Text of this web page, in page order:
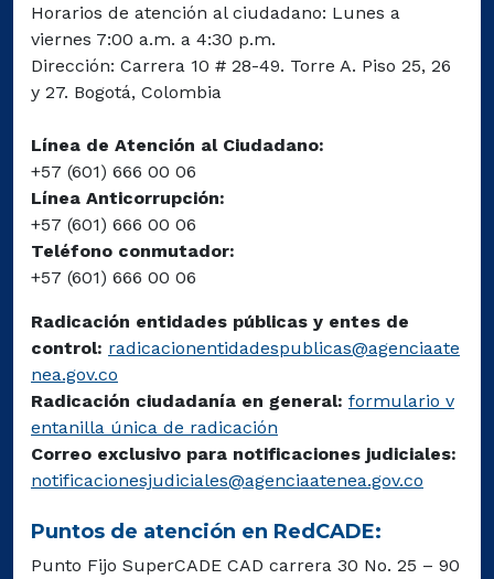
Horarios de atención al ciudadano: Lunes a
viernes 7:00 a.m. a 4:30 p.m.
Dirección: Carrera 10 # 28-49. Torre A. Piso 25, 26
y 27. Bogotá, Colombia
Línea de Atención al Ciudadano:
+57 (601) 666 00 06
Línea Anticorrupción:
+57 (601) 666 00 06
Teléfono conmutador:
+57 (601) 666 00 06
Radicación entidades públicas y entes de
control: radicacionentidadespublicas@agenciaate
nea.gov.co
Radicación ciudadanía en general: formulario v
entanilla única de radicación
Correo exclusivo para notificaciones judiciales:
notificacionesjudiciales@agenciaatenea.gov.co
Puntos de atención en RedCADE:
Punto Fijo SuperCADE CAD carrera 30 No. 25 – 90